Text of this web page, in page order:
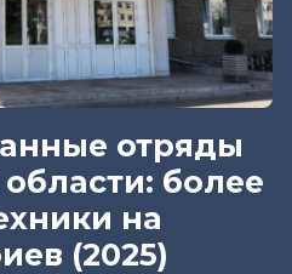
отряды
более
на
(2025)